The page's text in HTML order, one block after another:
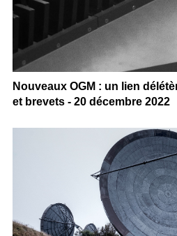
Nouveaux OGM : un lien
et brevets - 20 décembre 2022